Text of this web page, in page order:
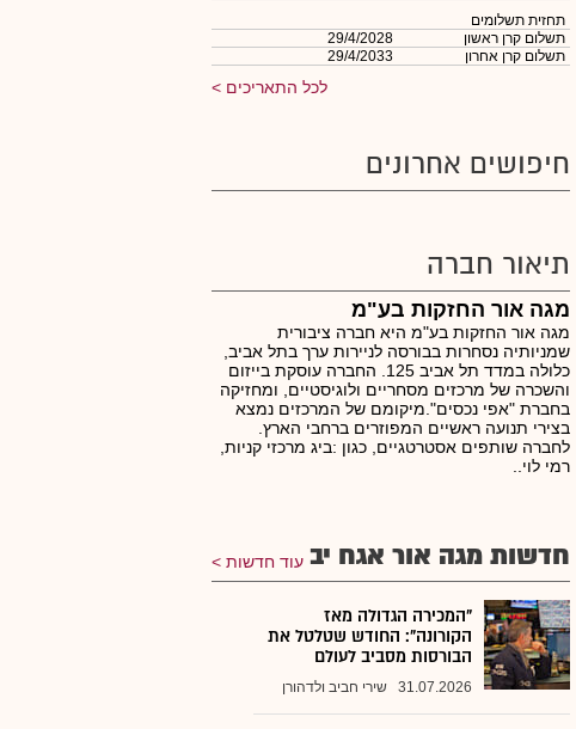
תחזית תשלומים
תשלום קרן ראשון
29/4/2028
תשלום קרן אחרון
29/4/2033
לכל התאריכים
חיפושים אחרונים
תיאור חברה
מגה אור החזקות בע"מ
מגה אור החזקות בע"מ היא חברה ציבורית
שמניותיה נסחרות בבורסה לניירות ערך בתל אביב,
כלולה במדד תל אביב 125. החברה עוסקת בייזום
והשכרה של מרכזים מסחריים ולוגיסטיים, ומחזיקה
בחברת "אפי נכסים".מיקומם של המרכזים נמצא
בצירי תנועה ראשיים המפוזרים ברחבי הארץ.
לחברה שותפים אסטרטגיים, כגון :ביג מרכזי קניות,
רמי לוי..
חדשות מגה אור אגח יב עוד חדשות
"המכירה הגדולה מאז
הקורונה": החודש שטלטל את
הבורסות מסביב לעולם
31.07.2026 שירי חביב ולדהורן